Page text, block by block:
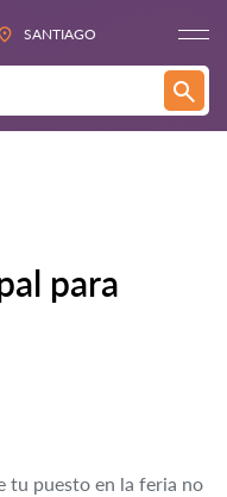
SANTIAGO
para
tu puesto en la feria no